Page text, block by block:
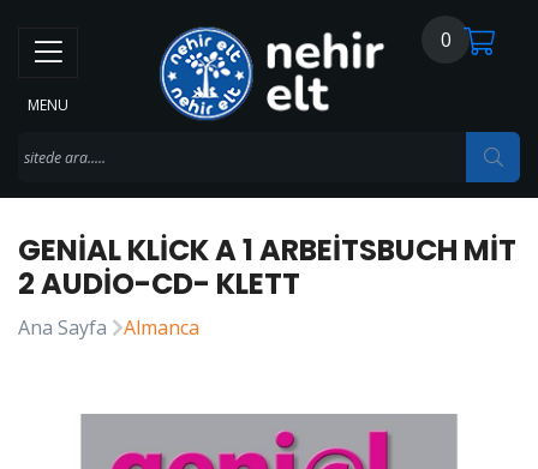
MENU
0
GENIAL KLICK A 1 ARBEITSBUCH MIT
2 AUDIO-CD- KLETT
Ana Sayfa Almanca